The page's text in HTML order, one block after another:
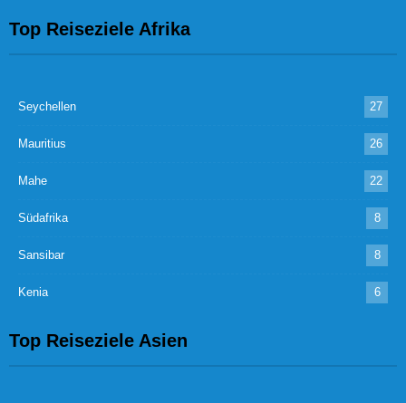
Top Reiseziele Afrika
Seychellen 27
Mauritius 26
Mahe 22
Südafrika 8
Sansibar 8
Kenia 6
Top Reiseziele Asien